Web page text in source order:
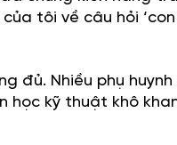
tôi về câu hỏi
đủ. Nhiều phụ huynh
học kỹ thuật khô